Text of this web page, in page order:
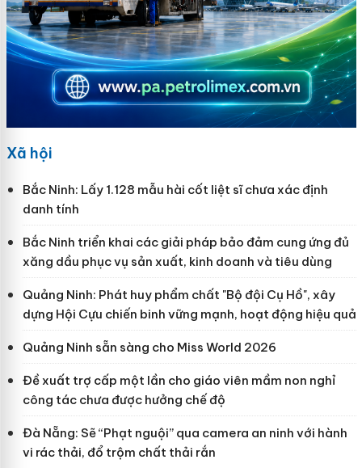
Xã hội
Bắc Ninh: Lấy 1.128 mẫu hài cốt liệt sĩ chưa xác định
danh tính
Bắc Ninh triển khai các giải pháp bảo đảm cung ứng đủ
xăng dầu phục vụ sản xuất, kinh doanh và tiêu dùng
Quảng Ninh: Phát huy phẩm chất "Bộ đội Cụ Hồ", xây
dựng Hội Cựu chiến binh vững mạnh, hoạt động hiệu quả
Quảng Ninh sẵn sàng cho Miss World 2026
Đề xuất trợ cấp một lần cho giáo viên mầm non nghỉ
công tác chưa được hưởng chế độ
Đà Nẵng: Sẽ “Phạt nguội” qua camera an ninh với hành
vi rác thải, đổ trộm chất thải rắn